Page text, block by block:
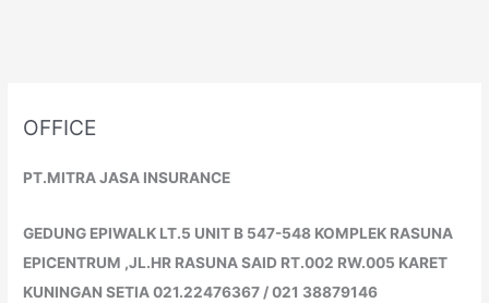
OFFICE
PT.MITRA JASA INSURANCE
GEDUNG EPIWALK LT.5 UNIT B 547-548 KOMPLEK RASUNA
EPICENTRUM ,JL.HR RASUNA SAID RT.002 RW.005 KARET
KUNINGAN SETIA 021.22476367 / 021 38879146